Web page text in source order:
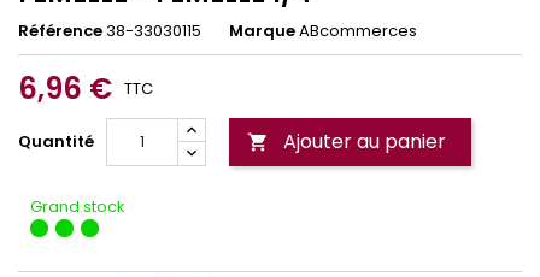
Référence38-33030115 MarqueABcommerces
6,96 € TTC
Quantité  Ajouter au panier
Grand stock